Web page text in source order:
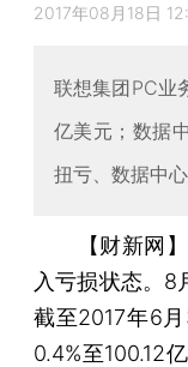
2017年08月18日
联想集团PC业
亿美元；数据
扭亏、数据中
【财新网
入亏损状态。
截至2017年6
0.4%至100.12